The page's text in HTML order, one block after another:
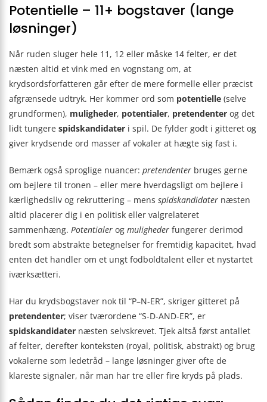
Potentielle – 11+ bogstaver (lange
løsninger)
Når ruden sluger hele 11, 12 eller måske 14 felter, er det
næsten altid et vink med en vognstang om, at
krydsordsforfatteren går efter de mere formelle eller præcist
afgrænsede udtryk. Her kommer ord som potentielle (selve
grundformen), muligheder, potentialer, pretendenter og det
lidt tungere spidskandidater i spil. De fylder godt i gitteret og
giver krydsende ord masser af vokaler at hægte sig fast i.
Bemærk også sproglige nuancer: pretendenter bruges gerne
om bejlere til tronen – eller mere hverdagsligt om bejlere i
kærlighedsliv og rekruttering – mens spidskandidater næsten
altid placerer dig i en politisk eller valgrelateret
sammenhæng. Potentialer og muligheder fungerer derimod
bredt som abstrakte betegnelser for fremtidig kapacitet, hvad
enten det handler om et ungt fodboldtalent eller et nystartet
iværksætteri.
Har du krydsbogstaver nok til “P–N-ER”, skriger gitteret på
pretendenter; viser tværordene “S-D-AND-ER”, er
spidskandidater næsten selvskrevet. Tjek altså først antallet
af felter, derefter konteksten (royal, politisk, abstrakt) og brug
vokalerne som ledetråd – lange løsninger giver ofte de
klareste signaler, når man har tre eller fire kryds på plads.